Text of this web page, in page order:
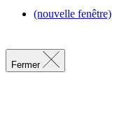
(nouvelle fenêtre)
Fermer